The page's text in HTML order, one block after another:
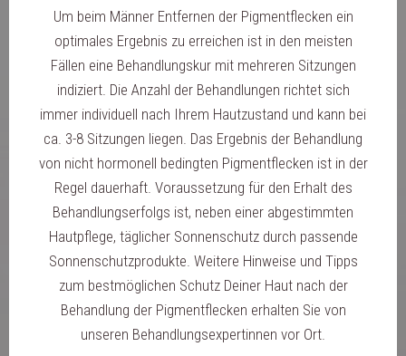
Um beim Männer Entfernen der Pigmentflecken ein
optimales Ergebnis zu erreichen ist in den meisten
Fällen eine Behandlungskur mit mehreren Sitzungen
indiziert. Die Anzahl der Behandlungen richtet sich
immer individuell nach Ihrem Hautzustand und kann bei
ca. 3-8 Sitzungen liegen. Das Ergebnis der Behandlung
von nicht hormonell bedingten Pigmentflecken ist in der
Regel dauerhaft. Voraussetzung für den Erhalt des
Behandlungserfolgs ist, neben einer abgestimmten
Hautpflege, täglicher Sonnenschutz durch passende
Sonnenschutzprodukte. Weitere Hinweise und Tipps
zum bestmöglichen Schutz Deiner Haut nach der
Behandlung der Pigmentflecken erhalten Sie von
unseren Behandlungsexpertinnen vor Ort.